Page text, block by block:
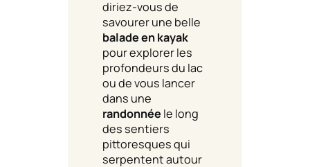
diriez-vous de
savourer une belle
balade en kayak
pour explorer les
profondeurs du lac
ou de vous lancer
dans une
randonnée le long
des sentiers
pittoresques qui
serpentent autour